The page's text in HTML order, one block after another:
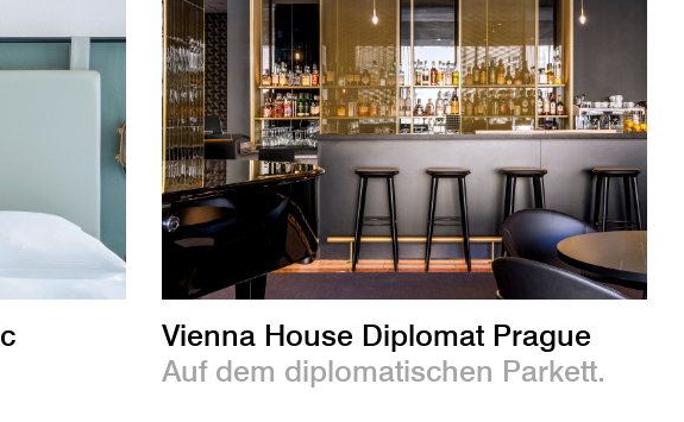
Vienna House Diplomat Prague
Auf dem diplomatischen Parkett.